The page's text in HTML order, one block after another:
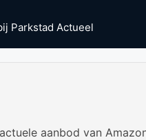
Parkstad Actueel
aanbod van